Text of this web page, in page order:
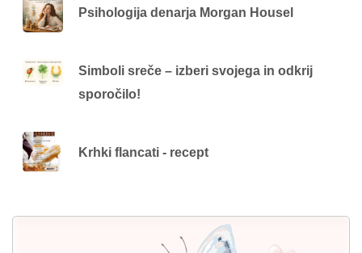
Psihologija denarja Morgan Housel
Simboli sreče – izberi svojega in odkrij
sporočilo!
Krhki flancati - recept